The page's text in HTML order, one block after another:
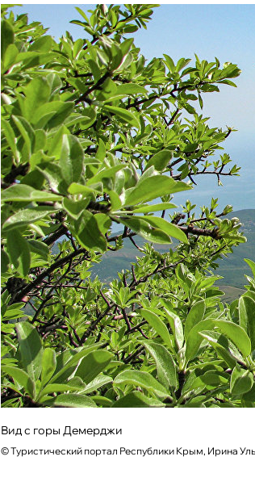
Вид с горы Демерджи
©Туристический портал Республики Крым, Ирина